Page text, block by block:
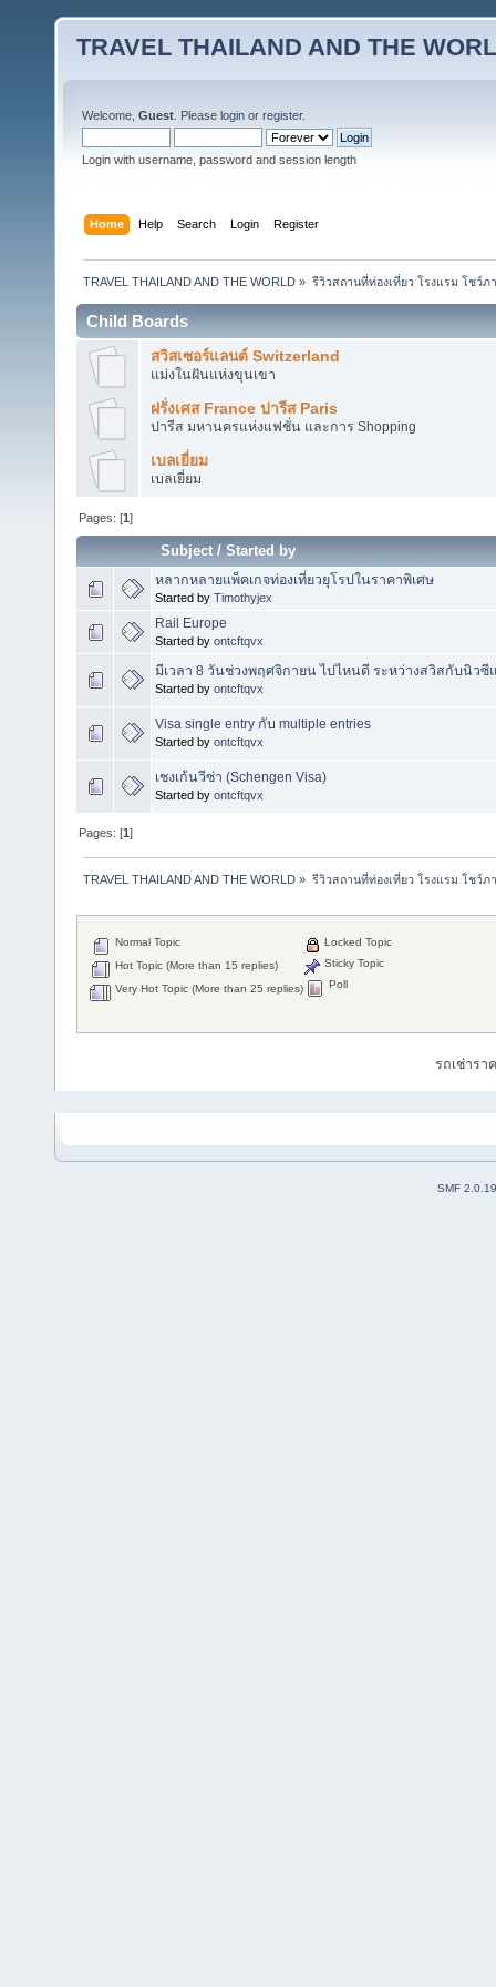
TRAVEL THAILAND AND THE
Welcome, Guest . Please login or register.
Login with username, password and session length
Home Help Search Login Register
TRAVEL THAILAND AND THE WORLD » รีวิวสถานที่ท่องเที่ยว โรงแรม โชว์ภ
Child Boards
สวิสเซอร์แลนต์ Switzerland
แม่งในฝันแห่งขุนเขา
ฝรั่งเศส France ปารีส Paris
ปารีส มหานครแห่งแฟชั่น และการ Shopping
เบลเยี่ยม
เบลเยี่ยม
Pages: [1]
Subject/Started by
หลากหลายแพ็คเกจท่องเที่ยวยุโรปในราคาพิเศษ
Started by Timothyjex
Rail Europe
Started by ontcftqvx
มีเวลา 8 วันช่วงพฤศจิกายน ไปไหนดี ระหว่างสวิสกับนิวซี
Started by ontcftqvx
Visa single entry กับ multiple entries
Started by ontcftqvx
เชงเก้นวีซ่า (Schengen Visa)
Started by ontcftqvx
Pages: [1]
TRAVEL THAILAND AND THE WORLD » รีวิวสถานที่ท่องเที่ยว โรงแรม โชว์ภ
Normal Topic
Hot Topic (More than 15 replies)
Very Hot Topic (More than 25 replies)
Locked Topic
Sticky Topic
Poll
รถเช่าร
SMF 2.0.19